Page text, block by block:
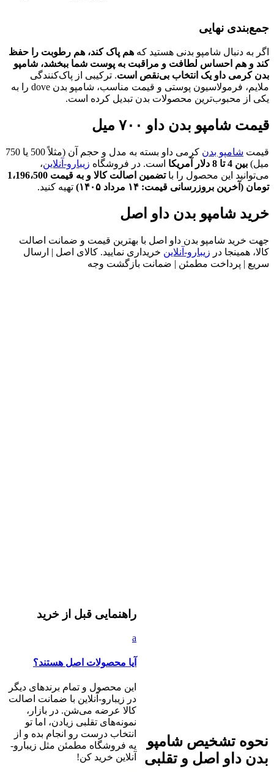
جمع‌بندی نهایی
اگر به دنبال شامپو بدنی هستید که هم پاک کند، هم رطوبت را حفظ
کند و هم احساس لطافت و مراقبت به پوست شما ببخشد، شامپو
بدن کرمی داو یک انتخاب بی‌نقص است. ترکیبی از پاک‌کنندگی
ملایم، فرمولاسیون پوستی و قیمت مناسب، شامپو بدن dove را به
یکی از محبوب‌ترین محصولات بدن تبدیل کرده است.
قیمت شامپو بدن داو ۷۰۰ میل
قیمت شامپو بدن
کرمی داو بسته به مدل و حجم آن (مثلاً 500 یا 750
میل) بین 4 تا 8 دلار آمریکا است. در فروشگاه زیبارو-آنلاین،
می‌توانید این محصول را باتضمین اصالت کالا و به قیمت 1،196،500
تومان (آخرین بروزرسانی قیمت: ۱۴ مرداد ۱۴۰۵) تهیه کنید.
خرید شامپو بدن داو اصل
جهت خرید شامپو بدن داو اصل با بهترین قیمت و ضمانت اصالت
کالا، همینجا در زیبارو-آنلاین خریداری نمایید. کالای اصل | ارسال
سریع | پرداخت مطمئن | ضمانت بازگشت وجه
نحوه تشخیص شامپو
بدن داو اصل و تقلبی
راهنمایی قبل از خرید
a
آیا محصولات اصل هستند؟
این محصول و تمام برندهای دیگر
در زیبارو-آنلاین با ضمانت اصالت
کالا عرضه می‌شن. در بازار،
نمونه‌های تقلبی زیادن، اما تو
انتخاب درست رو انجام بده و از
یه فروشگاه مطمئن مثل زیبارو-
آنلاین خرید کن!